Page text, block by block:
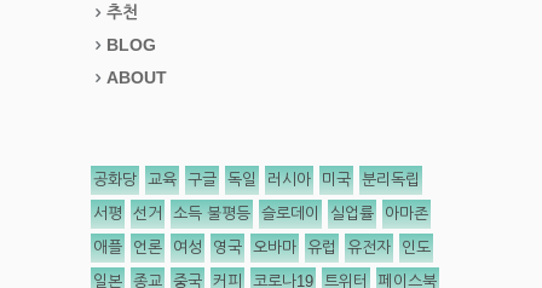
추천
BLOG
ABOUT
공화당 교육 구글 독일 러시아 미국 분리독립
서평 선거 소득 불평등 슬로데이 실업률 아마존
애플 언론 여성 영국 오바마 유럽 유전자 인도
일본 종교 중국 커피 코로나19 트위터 페이스북